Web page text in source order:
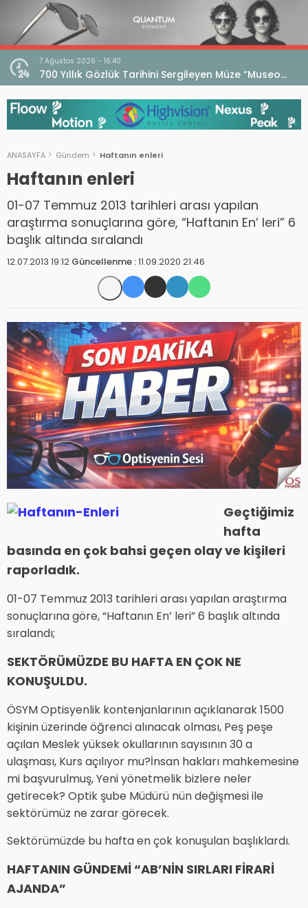
7 Ağustos 2026 - 16:40
700 Yıllık Gözlük Tarihini Sergileyen Müze “Museo
dell’Occhiale”
ANASAYFA Gündem Haftanın enleri
Haftanın enleri
01-07 Temmuz 2013 tarihleri arası yapılan
araştırma sonuçlarına göre, “Haftanın En’ leri” 6
başlık altında sıralandı
12.07.2013 19:12 Güncellenme :11.09.2020 21:46
Geçtiğimiz
hafta
basında en çok bahsi geçen olay ve kişileri
raporladık.
01-07 Temmuz 2013 tarihleri arası yapılan araştırma
sonuçlarına göre, “Haftanın En’ leri” 6 başlık altında
sıralandı;
SEKTÖRÜMÜZDE BU HAFTA EN ÇOK NE
KONUŞULDU.
ÖSYM Optisyenlik kontenjanlarının açıklanarak 1500
kişinin üzerinde öğrenci alınacak olması, Peş peşe
açılan Meslek yüksek okullarının sayısının 30 a
ulaşması, Kurs açılıyor mu?İnsan hakları mahkemesine
mi başvurulmuş, Yeni yönetmelik bizlere neler
getirecek? Optik şube Müdürü nün değişmesi ile
sektörümüz ne zarar görecek.
Sektörümüzde bu hafta en çok konuşulan başlıklardı.
HAFTANIN GÜNDEMİ “AB’NİN SIRLARI FİRARİ
AJANDA”